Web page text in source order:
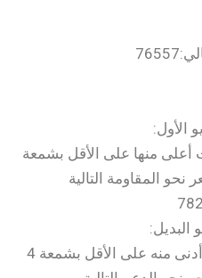
الأول:
77700 والثبات أعلى منها على الأقل بشمعة
البديل:
كسر الدعم 74660 والثبات أدنى منه على الأقل بشمعة 4